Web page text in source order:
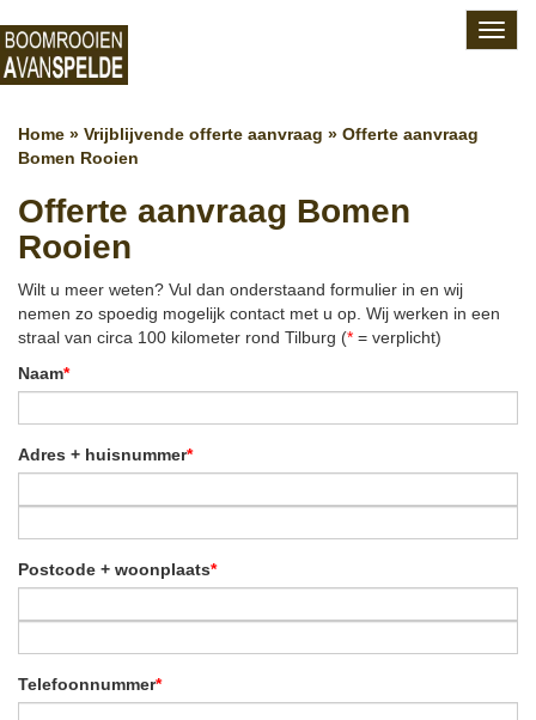
Home » Vrijblijvende offerte aanvraag » Offerte aanvraag
Bomen Rooien
Offerte aanvraag Bomen
Rooien
Wilt u meer weten? Vul dan onderstaand formulier in en wij
nemen zo spoedig mogelijk contact met u op. Wij werken in een
straal van circa 100 kilometer rond Tilburg (* = verplicht)
Naam*
Adres + huisnummer*
Postcode + woonplaats*
Telefoonnummer*